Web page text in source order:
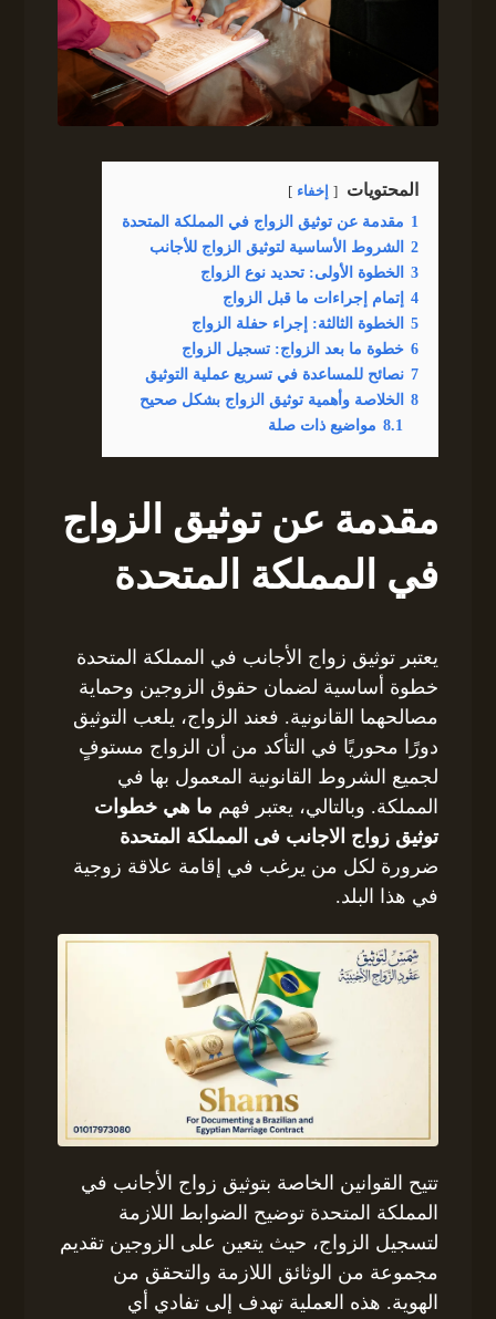
المحتويات إخفاء
1 مقدمة عن توثيق الزواج في المملكة المتحدة
2
الشروط الأساسية لتوثيق الزواج للأجانب
3
الخطوة الأولى: تحديد نوع الزواج
4
إتمام إجراءات ما قبل الزواج
5
الخطوة الثالثة: إجراء حفلة الزواج
6 خطوة ما بعد الزواج: تسجيل الزواج
7 نصائح للمساعدة في تسريع عملية التوثيق
8
الخلاصة وأهمية توثيق الزواج بشكل صحيح
8.1 مواضيع ذات صلة
مقدمة عن توثيق الزواج
في المملكة المتحدة
يعتبر توثيق زواج الأجانب في المملكة المتحدة
خطوة أساسية لضمان حقوق الزوجين وحماية
مصالحهما القانونية. فعند الزواج، يلعب التوثيق
دورًا محوريًا في التأكد من أن الزواج مستوفٍ
لجميع الشروط القانونية المعمول بها في
المملكة. وبالتالي، يعتبر فهم ما هي خطوات
توثيق زواج الاجانب فى المملكة المتحدة
ضرورة لكل من يرغب في إقامة علاقة زوجية
في هذا البلد.
تتيح القوانين الخاصة بتوثيق زواج الأجانب في
المملكة المتحدة توضيح الضوابط اللازمة
لتسجيل الزواج، حيث يتعين على الزوجين تقديم
مجموعة من الوثائق اللازمة والتحقق من
الهوية. هذه العملية تهدف إلى تفادي أي